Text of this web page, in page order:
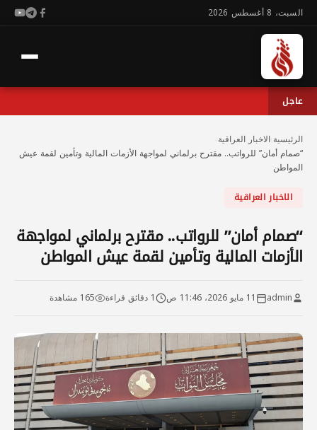
السبت، 8 أغسطس 2026
عاجل
الرئيسية الاخبار العراقية
“صمام أمان” للرواتب.. مقترح برلماني لمواجهة الأزمات المالية وتأمين لقمة عيش
المواطن
الاخبار العراقية
“صمام أمان” للرواتب.. مقترح برلماني لمواجهة
الأزمات المالية وتأمين لقمة عيش المواطن
admin 11 مايو 2026، 11:46 ص 1 دقائق قراءة 165 مشاهدة